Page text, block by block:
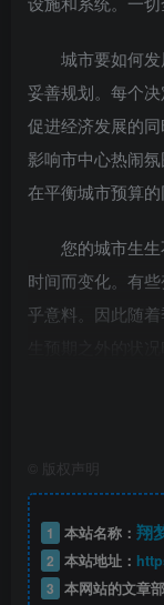
城市要如何
妥善规划。每个
促进经济发展的
影响市中心热闹
在平衡城市预算
您的城市生
时间而变化。有
乎意料。因此随
不断扩大的
中，玩家将更容
《Cities:
游戏，将推动您的
丽的高分辨率图
版权声明
1 本站名称： 翔
2 本站地址：
3 本网站的文章